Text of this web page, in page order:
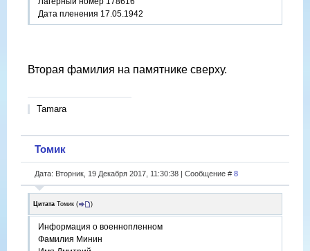
Дата пленения 17.05.1942
Вторая фамилия на памятнике сверху.
Tamara
Томик
Дата: Вторник, 19 Декабря 2017, 11:30:38 | Сообщение # 8
Цитата Томик ( )
Информация о военнопленном
Фамилия Минин